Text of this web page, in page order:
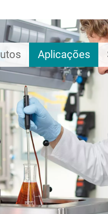
Aplicações